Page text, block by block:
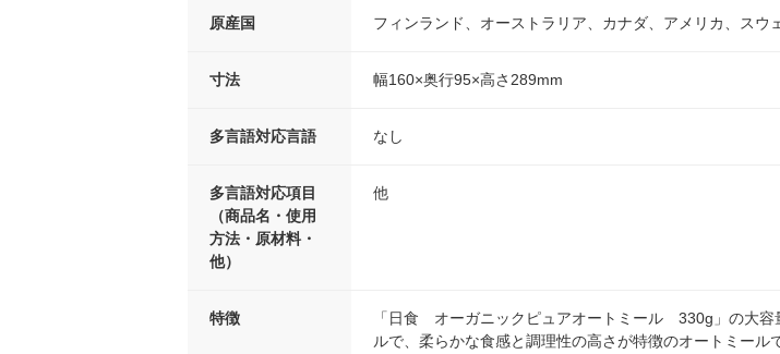
原産国 フィンランド、オーストラリア、カナダ、アメリカ、スウ
寸法 幅160×奥行95×高さ289mm
多言語対応言語 なし
多言語対応項目
（商品名・使用
方法・原材料・
他）
他
特徴
「日食 オーガニックピュアオートミール 330g」の大容
ルで、柔らかな食感と調理性の高さが特徴のオートミー